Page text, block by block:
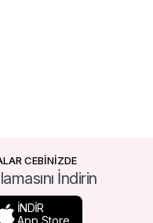
CEBİNİZDE
İndirin
İNDİR
App Store